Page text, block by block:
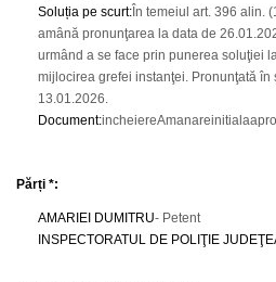
Soluția pe scurt: În temeiul art. 396 alin.
amână pronunţarea la data de
urmând a se face prin punerea soluţiei
mijlocirea grefei instanţei. Pronunţată în
13.01.2026.
Document:
Părți *:
AMARIEI DUMITRU- Petent
INSPECTORATUL DE POLIŢIE